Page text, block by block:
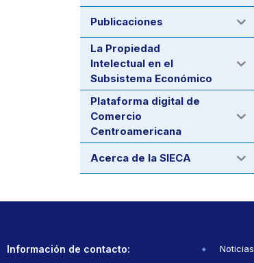
Publicaciones
La Propiedad
Intelectual en el
Subsistema Económico
Plataforma digital de
Comercio
Centroamericana
Acerca de la SIECA
Información de contacto: Noticias